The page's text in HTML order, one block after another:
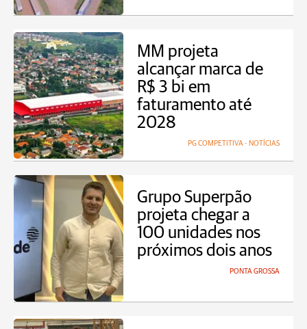
MM projeta
alcançar marca de
R$ 3 bi em
faturamento até
2028
PG COMPETITIVA - NOTÍCIAS
Grupo Superpão
projeta chegar a
100 unidades nos
próximos dois anos
PONTA GROSSA